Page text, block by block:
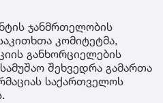
ჯანმრთელობის
კომიტეტმა,
განხორციელების
შეხვედრა გამართა
საქართველოს